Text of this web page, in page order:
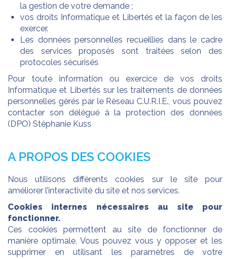
la gestion de votre demande ;
vos droits Informatique et Libertés et la façon de les
exercer.
Les données personnelles recueillies dans le cadre
des services proposés sont traitées selon des
protocoles sécurisés
Pour toute information ou exercice de vos droits
Informatique et Libertés sur les traitements de données
personnelles gérés par le Réseau C.U.R.I.E., vous pouvez
contacter son délégué à la protection des données
(DPO) Stéphanie Kuss
A PROPOS DES COOKIES
Nous utilisons différents cookies sur le site pour
améliorer l’interactivité du site et nos services.
Cookies internes nécessaires au site pour
fonctionner.
Ces cookies permettent au site de fonctionner de
manière optimale. Vous pouvez vous y opposer et les
supprimer en utilisant les paramètres de votre